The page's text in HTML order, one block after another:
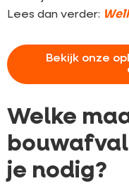
Lees dan verder:
Bekijk onze
Welke
je nodig?